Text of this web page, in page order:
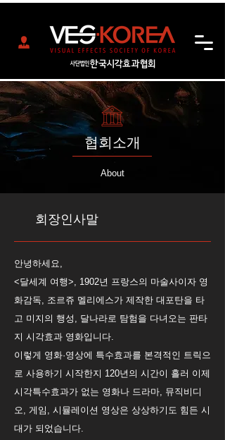
협회소개
About
회장인사말
안녕하세요,
<달세계 여행>, 1902년 프랑스의 마술사이자 영
화감독, 조르쥬 멜리에스가 제작한 대포탄을 타
고 미지의 행성, 달나라로 탐험을 다녀오는 판타
지 시각효과 영화입니다.
이렇게 영화·영상에 특수효과를 본격적인 트릭으
로 사용하기 시작한지 120년의 시간이 흘러 이제
시각특수효과가 없는 영화나 드라마, 뮤직비디
오, 게임, 시뮬레이션 영상은 상상하기도 힘든 시
대가 되었습니다.